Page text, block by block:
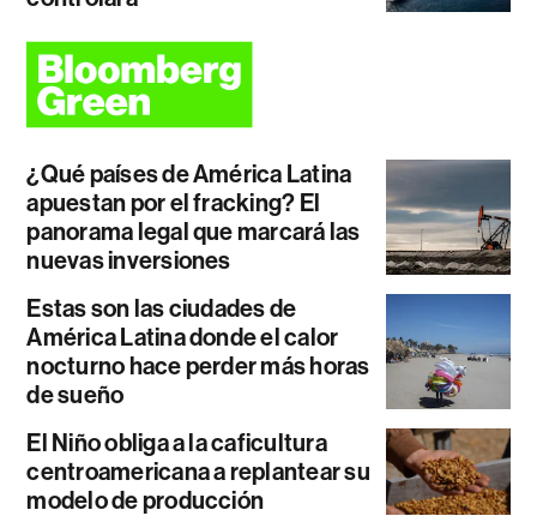
¿Qué países de América Latina
apuestan por el fracking? El
panorama legal que marcará las
nuevas inversiones
Estas son las ciudades de
América Latina donde el calor
nocturno hace perder más horas
de sueño
El Niño obliga a la caficultura
centroamericana a replantear su
modelo de producción